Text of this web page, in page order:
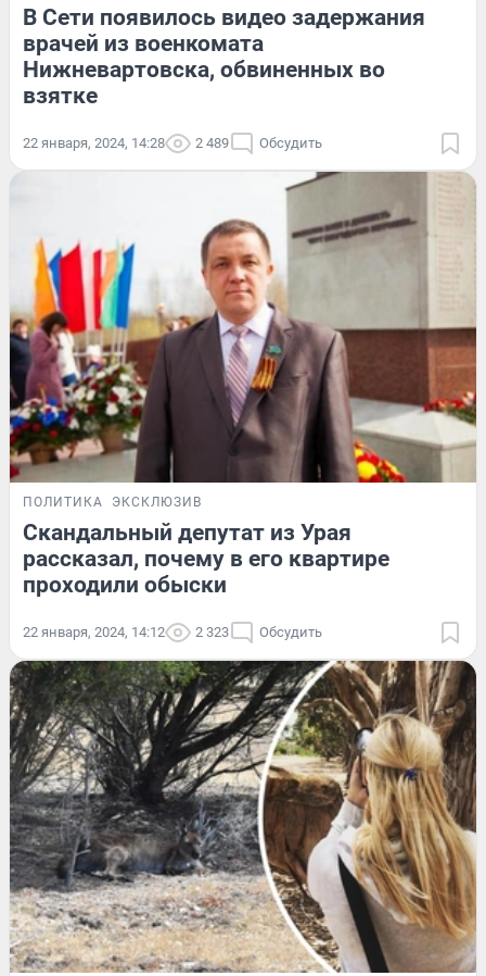
В Сети появилось видео задержания
врачей из военкомата
Нижневартовска, обвиненных во
взятке
22 января, 2024, 14:28 2 489 Обсудить
ПОЛИТИКА ЭКСКЛЮЗИВ
Скандальный депутат из Урая
рассказал, почему в его квартире
проходили обыски
22 января, 2024, 14:12 2 323 Обсудить